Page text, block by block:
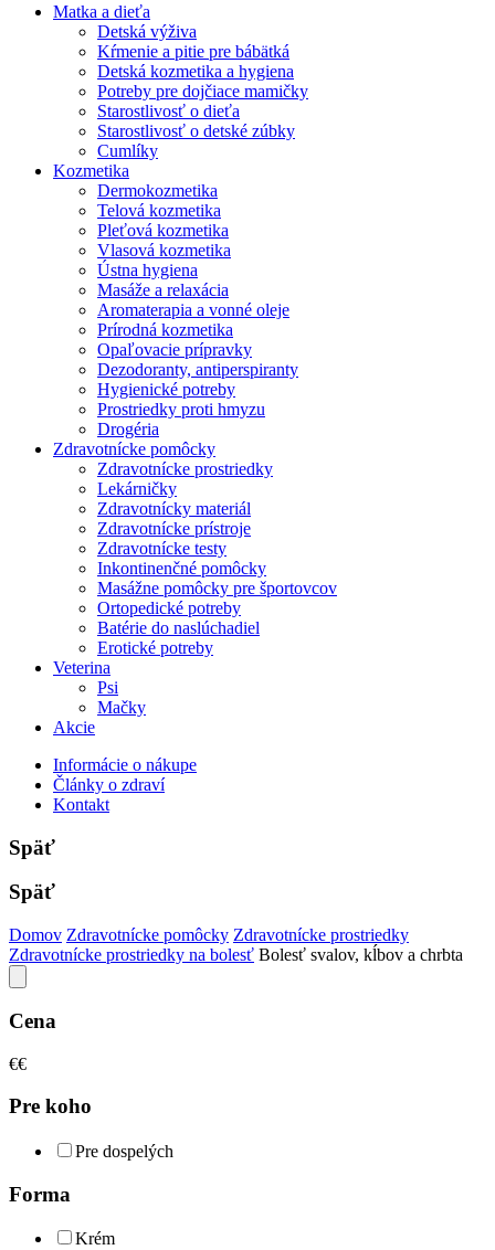
Matka a dieťa
Detská výživa
Kŕmenie a pitie pre bábätká
Detská kozmetika a hygiena
Potreby pre dojčiace mamičky
Starostlivosť o dieťa
Starostlivosť o detské zúbky
Cumlíky
Kozmetika
Dermokozmetika
Telová kozmetika
Pleťová kozmetika
Vlasová kozmetika
Ústna hygiena
Masáže a relaxácia
Aromaterapia a vonné oleje
Prírodná kozmetika
Opaľovacie prípravky
Dezodoranty, antiperspiranty
Hygienické potreby
Prostriedky proti hmyzu
Drogéria
Zdravotnícke pomôcky
Zdravotnícke prostriedky
Lekárničky
Zdravotnícky materiál
Zdravotnícke prístroje
Zdravotnícke testy
Inkontinenčné pomôcky
Masážne pomôcky pre športovcov
Ortopedické potreby
Batérie do naslúchadiel
Erotické potreby
Veterina
Psi
Mačky
Akcie
Informácie o nákupe
Články o zdraví
Kontakt
Späť
Späť
Domov Zdravotnícke pomôcky Zdravotnícke prostriedky
Zdravotnícke prostriedky na bolesť Bolesť svalov, kĺbov a chrbta
Cena
€€
Pre koho
Pre dospelých
Forma
Krém